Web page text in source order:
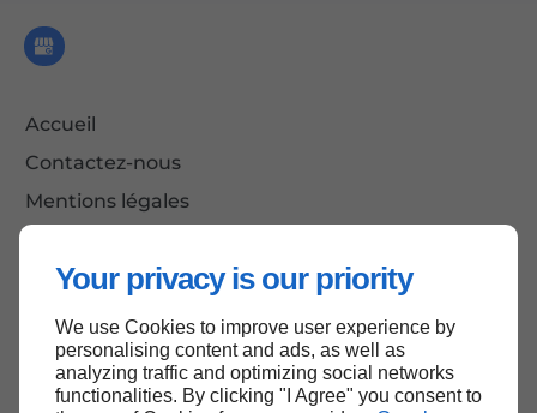
Your privacy is our priority
We use Cookies to improve user experience by
personalising content and ads, as well as
analyzing traffic and optimizing social networks
functionalities. By clicking "I Agree" you consent to
Accueil
Contactez-nous
Mentions légales
Haut de page